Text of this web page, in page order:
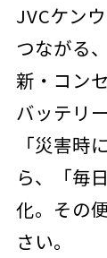
JVCケン
つながる
新・コン
バッテリ
「災害時
ら、「毎
化。その
さい。